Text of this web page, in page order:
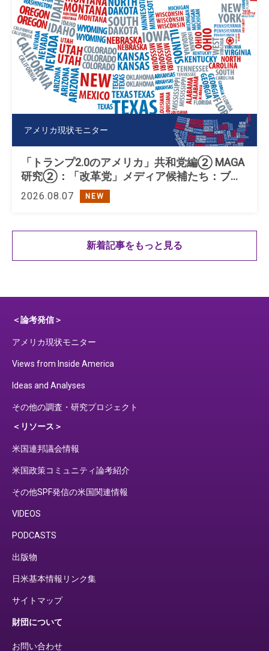
2026.08.07 NEW
「トランプ2.0のアメリカ」共和党編② MAGA
研究②：「改革党」メディア候補たち：ブキ
ャナン、ペロー、トランプ
アメリカ現状モニター
新着記事をもっと見る
＜論考発信＞
アメリカ現状モニター
Views from Inside America
Ideas and Analyses
その他の調査・研究プロジェクト
＜リソース＞
米国連邦議会情報
米国政策コミュニティ論考紹介
その他SPF発信の米国関連情報
VIDEOS
PODCASTS
出版物
日米基本情報リンク集
サイトマップ
財団について
お問い合わせ